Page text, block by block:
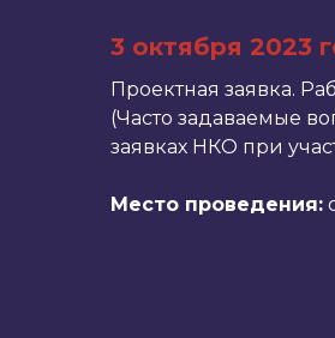
3 октября 2023
Проектная заявка.
(Часто задаваемые
заявках НКО при
Место проведения: